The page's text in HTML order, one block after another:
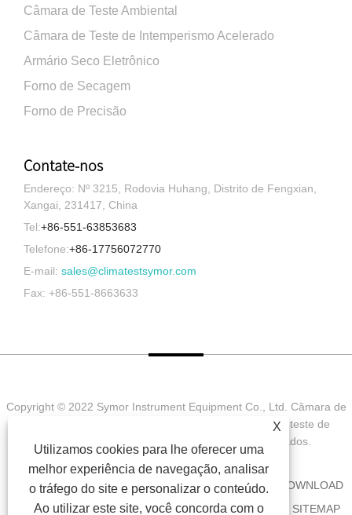
Câmara de Teste Ambiental
Câmara de Teste de Intemperismo Acelerado
Armário Seco Eletrônico
Forno de Secagem
Forno de Precisão
Contate-nos
Endereço: Nº 3215, Rodovia Huhang, Distrito de Fengxian,
Xangai, 231417, China
Tel:+86-551-63853683
Telefone:+86-17756072770
E-mail: sales@climatestsymor.com
Fax: +86-551-8663633
Copyright © 2022 Symor Instrument Equipment Co., Ltd. Câmara de
teste ambiental, gabinete seco eletrônico, câmara de teste de
intemperismo acelerado Todos os direitos reservados.
CASA SOBRE NÓS PRODUTOS NOTÍCIA
DOWNLOAD
ENVIAR CONSULTA
CONTATE-NOS LINKS SITEMAP
X
Utilizamos cookies para lhe oferecer uma
melhor experiência de navegação, analisar
o tráfego do site e personalizar o conteúdo.
Ao utilizar este site, você concorda com o